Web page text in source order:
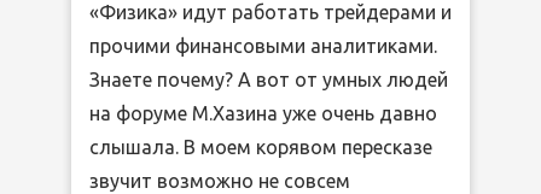
«Физика» идут работать трейдерами и
прочими финансовыми аналитиками.
Знаете почему? А вот от умных людей
на форуме М.Хазина уже очень давно
слышала. В моем корявом пересказе
звучит возможно не совсем